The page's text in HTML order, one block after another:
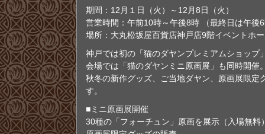
期間：12月１日（火）～12月8日（火）
営業時間：午前10時～午後8時 （最終日は午後
場所：大丸松坂屋百貨店神戸店9階イベントホ
神戸では初の「猫のダヤンプレミアムショップ
会場では「猫のダヤンミニ原画展」も同時開催
秋冬の新作グッズ、ご当地ダヤン、原画展限定
す。
■ミニ原画展開催
30種の「フォーチュン」原画を展示（入